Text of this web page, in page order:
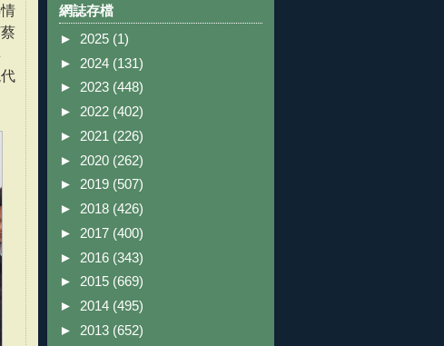
網誌存檔
► 2025 (1)
► 2024 (131)
► 2023 (448)
► 2022 (402)
► 2021 (226)
► 2020 (262)
► 2019 (507)
► 2018 (426)
► 2017 (400)
► 2016 (343)
► 2015 (669)
► 2014 (495)
► 2013 (652)